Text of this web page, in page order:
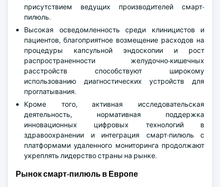
присутствием ведущих производителей смарт-
пилюль.
Высокая осведомленность среди клиницистов и
пациентов, благоприятное возмещение расходов на
процедуры капсульной эндоскопии и рост
распространенности желудочно-кишечных
расстройств способствуют широкому
использованию диагностических устройств для
проглатывания.
Кроме того, активная исследовательская
деятельность, нормативная поддержка
инновационных цифровых технологий в
здравоохранении и интеграция смарт-пилюль с
платформами удаленного мониторинга продолжают
укреплять лидерство страны на рынке.
Рынок смарт-пилюль в Европе